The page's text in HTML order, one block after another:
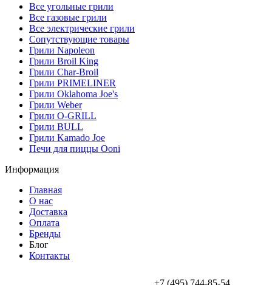
Все угольные грили
Все газовые грили
Все электрические грили
Сопутствующие товары
Грили Napoleon
Грили Broil King
Грили Char-Broil
Грили PRIMELINER
Грили Oklahoma Joe's
Грили Weber
Грили O-GRILL
Грили BULL
Грили Kamado Joe
Печи для пиццы Ooni
Информация
Главная
О нас
Доставка
Оплата
Бренды
Блог
Контакты
+7 (495) 744-85-54